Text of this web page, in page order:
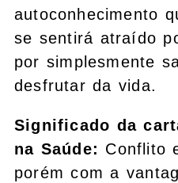
autoconhecimento
se sentirá atraído
por simplesmente
desfrutar da vida.
Significado da
na Saúde: Conflito
porém com a